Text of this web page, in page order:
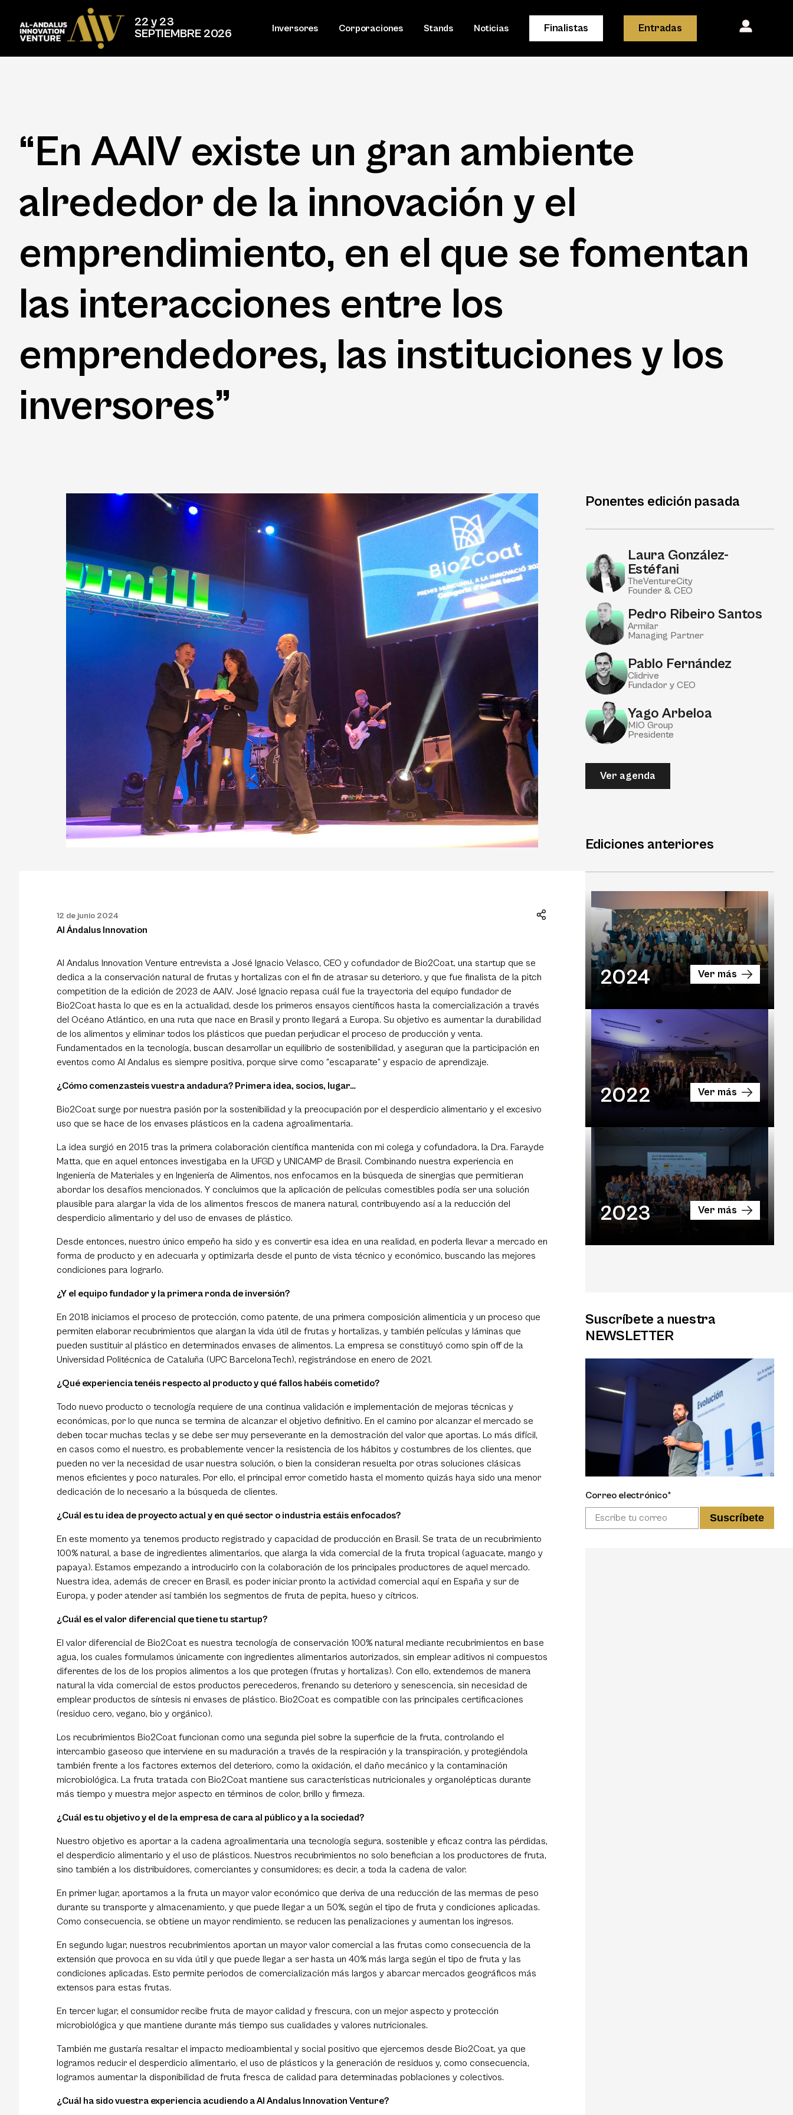
22 y 23
SEPTIEMBRE 2026
Inversores Corporaciones Stands Noticias Finalistas Entradas
“En AAIV existe un gran ambiente
alrededor de la innovación y el
emprendimiento, en el que se fomentan
las interacciones entre los
emprendedores, las instituciones y los
inversores”
12 de junio 2024
Al Ándalus Innovation
Al Andalus Innovation Venture entrevista a José Ignacio Velasco, CEO y cofundador de Bio2Coat, una startup que se
dedica a la conservación natural de frutas y hortalizas con el fin de atrasar su deterioro, y que fue finalista de la pitch
competition de la edición de 2023 de AAIV. José Ignacio repasa cuál fue la trayectoria del equipo fundador de
Bio2Coat hasta lo que es en la actualidad, desde los primeros ensayos científicos hasta la comercialización a través
del Océano Atlántico, en una ruta que nace en Brasil y pronto llegará a Europa. Su objetivo es aumentar la durabilidad
de los alimentos y eliminar todos los plásticos que puedan perjudicar el proceso de producción y venta.
Fundamentados en la tecnología, buscan desarrollar un equilibrio de sostenibilidad, y aseguran que la participación en
eventos como Al Andalus es siempre positiva, porque sirve como “escaparate” y espacio de aprendizaje.
¿Cómo comenzasteis vuestra andadura? Primera idea, socios, lugar…
Bio2Coat surge por nuestra pasión por la sostenibilidad y la preocupación por el desperdicio alimentario y el excesivo
uso que se hace de los envases plásticos en la cadena agroalimentaria.
La idea surgió en 2015 tras la primera colaboración científica mantenida con mi colega y cofundadora, la Dra. Farayde
Matta, que en aquel entonces investigaba en la UFGD y UNICAMP de Brasil. Combinando nuestra experiencia en
Ingeniería de Materiales y en Ingeniería de Alimentos, nos enfocamos en la búsqueda de sinergias que permitieran
abordar los desafíos mencionados. Y concluimos que la aplicación de películas comestibles podía ser una solución
plausible para alargar la vida de los alimentos frescos de manera natural, contribuyendo así a la reducción del
desperdicio alimentario y del uso de envases de plástico.
Desde entonces, nuestro único empeño ha sido y es convertir esa idea en una realidad, en poderla llevar a mercado en
forma de producto y en adecuarla y optimizarla desde el punto de vista técnico y económico, buscando las mejores
condiciones para lograrlo.
¿Y el equipo fundador y la primera ronda de inversión?
En 2018 iniciamos el proceso de protección, como patente, de una primera composición alimenticia y un proceso que
permiten elaborar recubrimientos que alargan la vida útil de frutas y hortalizas, y también películas y láminas que
pueden sustituir al plástico en determinados envases de alimentos. La empresa se constituyó como spin off de la
Universidad Politécnica de Cataluña (UPC BarcelonaTech), registrándose en enero de 2021.
¿Qué experiencia tenéis respecto al producto y qué fallos habéis cometido?
Todo nuevo producto o tecnología requiere de una continua validación e implementación de mejoras técnicas y
económicas, por lo que nunca se termina de alcanzar el objetivo definitivo. En el camino por alcanzar el mercado se
deben tocar muchas teclas y se debe ser muy perseverante en la demostración del valor que aportas. Lo más difícil,
en casos como el nuestro, es probablemente vencer la resistencia de los hábitos y costumbres de los clientes, que
pueden no ver la necesidad de usar nuestra solución, o bien la consideran resuelta por otras soluciones clásicas
menos eficientes y poco naturales. Por ello, el principal error cometido hasta el momento quizás haya sido una menor
dedicación de lo necesario a la búsqueda de clientes.
¿Cuál es tu idea de proyecto actual y en qué sector o industria estáis enfocados?
En este momento ya tenemos producto registrado y capacidad de producción en Brasil. Se trata de un recubrimiento
100% natural, a base de ingredientes alimentarios, que alarga la vida comercial de la fruta tropical (aguacate, mango y
papaya). Estamos empezando a introducirlo con la colaboración de los principales productores de aquel mercado.
Nuestra idea, además de crecer en Brasil, es poder iniciar pronto la actividad comercial aquí en España y sur de
Europa, y poder atender así también los segmentos de fruta de pepita, hueso y cítricos.
¿Cuál es el valor diferencial que tiene tu startup?
El valor diferencial de Bio2Coat es nuestra tecnología de conservación 100% natural mediante recubrimientos en base
agua, los cuales formulamos únicamente con ingredientes alimentarios autorizados, sin emplear aditivos ni compuestos
diferentes de los de los propios alimentos a los que protegen (frutas y hortalizas). Con ello, extendemos de manera
natural la vida comercial de estos productos perecederos, frenando su deterioro y senescencia, sin necesidad de
emplear productos de síntesis ni envases de plástico. Bio2Coat es compatible con las principales certificaciones
(residuo cero, vegano, bio y orgánico).
Los recubrimientos Bio2Coat funcionan como una segunda piel sobre la superficie de la fruta, controlando el
intercambio gaseoso que interviene en su maduración a través de la respiración y la transpiración, y protegiéndola
también frente a los factores externos del deterioro, como la oxidación, el daño mecánico y la contaminación
microbiológica. La fruta tratada con Bio2Coat mantiene sus características nutricionales y organolépticas durante
más tiempo y muestra mejor aspecto en términos de color, brillo y firmeza.
¿Cuál es tu objetivo y el de la empresa de cara al público y a la sociedad?
Nuestro objetivo es aportar a la cadena agroalimentaria una tecnología segura, sostenible y eficaz contra las pérdidas,
el desperdicio alimentario y el uso de plásticos. Nuestros recubrimientos no solo benefician a los productores de fruta,
sino también a los distribuidores, comerciantes y consumidores; es decir, a toda la cadena de valor.
En primer lugar, aportamos a la fruta un mayor valor económico que deriva de una reducción de las mermas de peso
durante su transporte y almacenamiento, y que puede llegar a un 50%, según el tipo de fruta y condiciones aplicadas.
Como consecuencia, se obtiene un mayor rendimiento, se reducen las penalizaciones y aumentan los ingresos.
En segundo lugar, nuestros recubrimientos aportan un mayor valor comercial a las frutas como consecuencia de la
extensión que provoca en su vida útil y que puede llegar a ser hasta un 40% más larga según el tipo de fruta y las
condiciones aplicadas. Esto permite periodos de comercialización más largos y abarcar mercados geográficos más
extensos para estas frutas.
En tercer lugar, el consumidor recibe fruta de mayor calidad y frescura, con un mejor aspecto y protección
microbiológica y que mantiene durante más tiempo sus cualidades y valores nutricionales.
También me gustaría resaltar el impacto medioambiental y social positivo que ejercemos desde Bio2Coat, ya que
logramos reducir el desperdicio alimentario, el uso de plásticos y la generación de residuos y, como consecuencia,
logramos aumentar la disponibilidad de fruta fresca de calidad para determinadas poblaciones y colectivos.
¿Cuál ha sido vuestra experiencia acudiendo a Al Andalus Innovation Venture?
Laura González-
Estéfani
TheVentureCity
Founder & CEO
Pedro Ribeiro Santos
Armilar
Managing Partner
Pablo Fernández
Clidrive
Fundador y CEO
Yago Arbeloa
MIO Group
Presidente
Ver agenda
Ediciones anteriores
2024 Ver más
2022 Ver más
2023 Ver más
Suscríbete a nuestra
NEWSLETTER
Correo electrónico*